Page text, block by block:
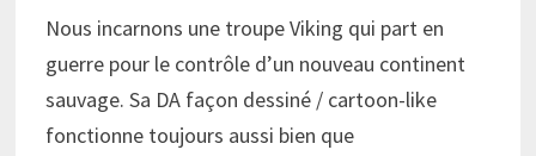
Nous incarnons une troupe Viking qui part en
guerre pour le contrôle d’un nouveau continent
sauvage. Sa DA façon dessiné / cartoon-like
fonctionne toujours aussi bien que